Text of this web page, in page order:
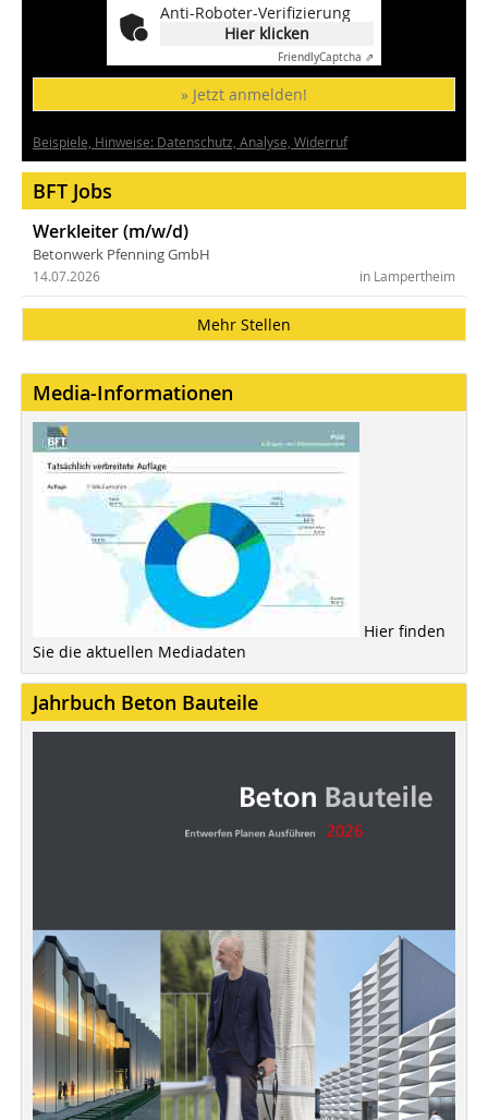
Anti-Roboter-Verifizierung
Hier klicken
FriendlyCaptcha ⇗
» Jetzt anmelden!
Beispiele, Hinweise: Datenschutz, Analyse, Widerruf
BFT Jobs
Werkleiter (m/w/d)
Betonwerk Pfenning GmbH
in Lampertheim
14.07.2026
Mehr Stellen
Media-Informationen
Hier finden
Sie die aktuellen Mediadaten
Jahrbuch Beton Bauteile